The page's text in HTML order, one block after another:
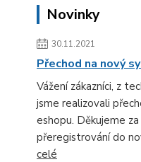
Novinky
30.11.2021
Přechod na nový
Vážení zákazníci, z
jsme realizovali
eshopu. Děkujeme
přeregistrování do
celé